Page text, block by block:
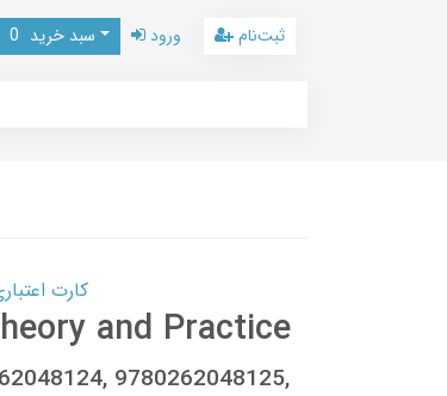
سبد خرید 0 ورود ثبت‌نام
کارت اعتباری کتاب دانلود
and Practice
9780262048125,